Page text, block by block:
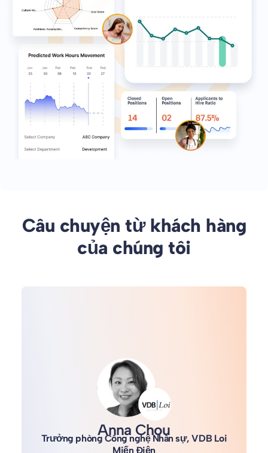
Câu chuyện từ khách hàng
của chúng tôi
Anna Chou
Trưởng phòng Công nghệ Nhân sự, VDB Loi
Miến Điện